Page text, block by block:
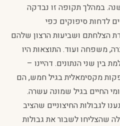
לאורך תקופה של כ-15 שנה. במהלך תקופה זו נבדקה
לדחות סיפוקים כפי
הצלחתם ושביעות הרצון שלהם
משפחה ועוד. התוצאות היו
בין שני הנתונים. דהיינו –
מקסימאלית בגיל חמש, הם
החיים בגיל שמונה עשרה.
לגבולות החיצוניים שהציב
שהצליחו לשבור את גבולות